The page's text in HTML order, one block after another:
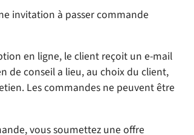
invitation à passer commande
en ligne, le client reçoit un e-mail
de conseil a lieu, au choix du client,
Les commandes ne peuvent être
vous soumettez une offre